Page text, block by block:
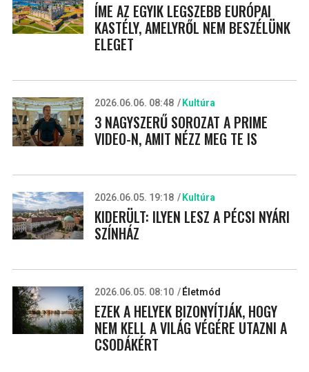
ÍME AZ EGYIK LEGSZEBB EURÓPAI
KASTÉLY, AMELYRŐL NEM BESZÉLÜNK
ELEGET
2026.06.06. 08:48 Kultúra
3 NAGYSZERŰ SOROZAT A PRIME
VIDEO-N, AMIT NÉZZ MEG TE IS
2026.06.05. 19:18 Kultúra
KIDERÜLT: ILYEN LESZ A PÉCSI NYÁRI
SZÍNHÁZ
2026.06.05. 08:10 Életmód
EZEK A HELYEK BIZONYÍTJÁK, HOGY
NEM KELL A VILÁG VÉGÉRE UTAZNI A
CSODÁKÉRT